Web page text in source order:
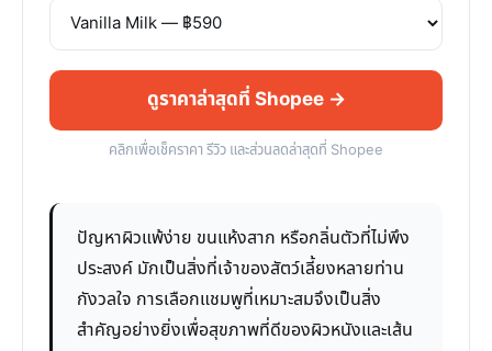
ดูราคาล่าสุดที่ Shopee →
คลิกเพื่อเช็คราคา รีวิว และส่วนลดล่าสุดที่ Shopee
ปัญหาผิวแพ้ง่าย ขนแห้งสาก หรือกลิ่นตัวที่ไม่พึง
ประสงค์ มักเป็นสิ่งที่เจ้าของสัตว์เลี้ยงหลายท่าน
กังวลใจ การเลือกแชมพูที่เหมาะสมจึงเป็นสิ่ง
สำคัญอย่างยิ่งเพื่อสุขภาพที่ดีของผิวหนังและเส้น